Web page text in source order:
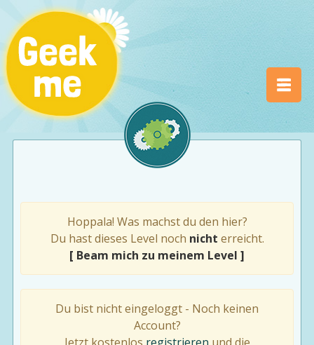
Hoppala! Was machst du den hier?
Du hast dieses Level noch nicht erreicht.
[ Beam mich zu meinem Level ]
Du bist nicht eingeloggt - Noch keinen
Account?